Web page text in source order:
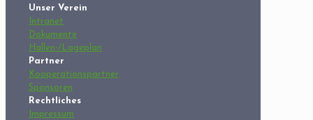
Unser Verein
Intranet
Dokumente
Hallen-/Lageplan
Partner
Kooperationspartner
Sponsoren
Rechtliches
Impressum